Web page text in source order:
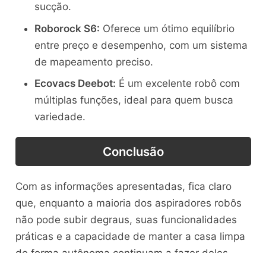
sucção.
Roborock S6: Oferece um ótimo equilíbrio
entre preço e desempenho, com um sistema
de mapeamento preciso.
Ecovacs Deebot: É um excelente robô com
múltiplas funções, ideal para quem busca
variedade.
Conclusão
Com as informações apresentadas, fica claro
que, enquanto a maioria dos aspiradores robôs
não pode subir degraus, suas funcionalidades
práticas e a capacidade de manter a casa limpa